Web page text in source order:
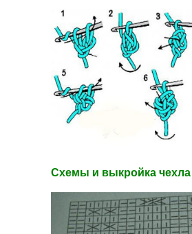
Схемы и выкройка чехла